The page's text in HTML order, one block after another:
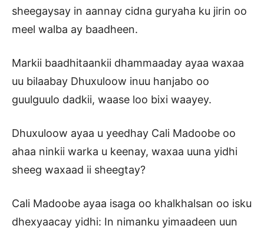
sheegaysay in aannay cidna guryaha ku jirin oo
meel walba ay baadheen.
Markii baadhitaankii dhammaaday ayaa waxaa
uu bilaabay Dhuxuloow inuu hanjabo oo
guulguulo dadkii, waase loo bixi waayey.
Dhuxuloow ayaa u yeedhay Cali Madoobe oo
ahaa ninkii warka u keenay, waxaa uuna yidhi
sheeg waxaad ii sheegtay?
Cali Madoobe ayaa isaga oo khalkhalsan oo isku
dhexyaacay yidhi: In nimanku yimaadeen uun